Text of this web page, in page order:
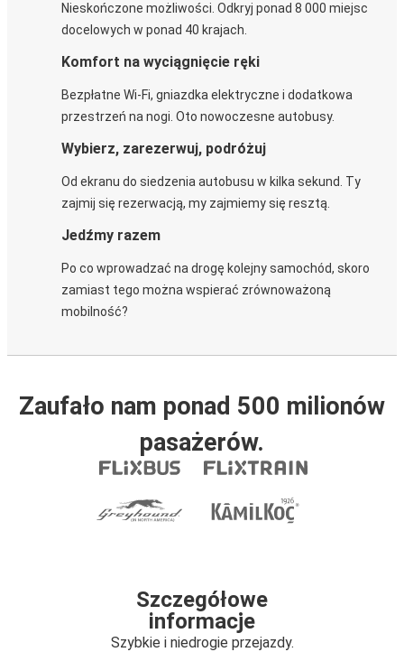
Nieskończone możliwości. Odkryj ponad 8 000 miejsc
docelowych w ponad 40 krajach.
Komfort na wyciągnięcie ręki
Bezpłatne Wi-Fi, gniazdka elektryczne i dodatkowa
przestrzeń na nogi. Oto nowoczesne autobusy.
Wybierz, zarezerwuj, podróżuj
Od ekranu do siedzenia autobusu w kilka sekund. Ty
zajmij się rezerwacją, my zajmiemy się resztą.
Jedźmy razem
Po co wprowadzać na drogę kolejny samochód, skoro
zamiast tego można wspierać zrównoważoną
mobilność?
Zaufało nam ponad 500 milionów
pasażerów.
Szczegółowe
informacje
Szybkie i niedrogie przejazdy.